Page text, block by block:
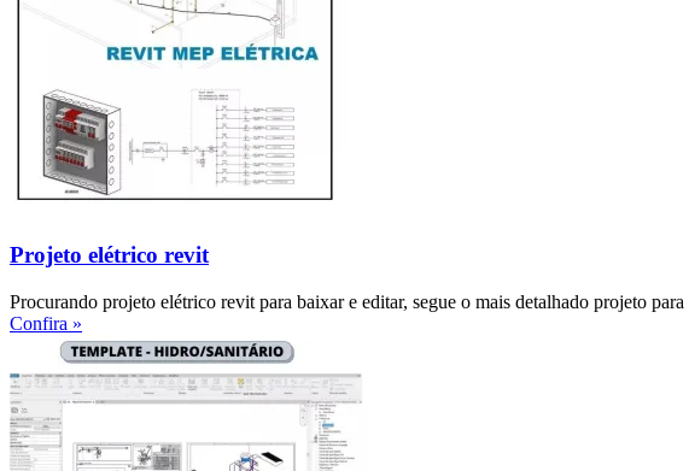
Projeto elétrico revit
Procurando projeto elétrico revit para baixar e editar, segue o mais detalhado projeto
Confira »